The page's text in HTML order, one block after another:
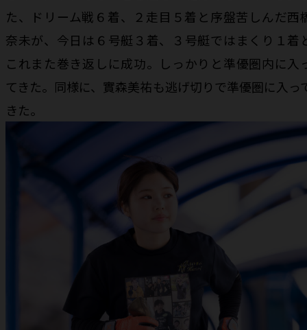
た、ドリーム戦６着、２走目５着と序盤苦しんだ西
奈未が、今日は６号艇３着、３号艇ではまくり１着
これまた巻き返しに成功。しっかりと準優圏内に入
てきた。同様に、實森美祐も逃げ切りで準優圏に入っ
きた。